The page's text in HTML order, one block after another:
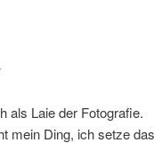
als Laie der Fotografie.
mein Ding, ich setze